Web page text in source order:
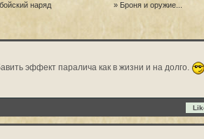
наряд » Броня и оружие...
эффект паралича как в жизни и на долго.